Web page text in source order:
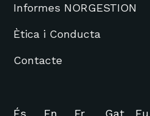
Informes NORGESTION
Ètica i Conducta
Contacte
És En Fr Gat Eu